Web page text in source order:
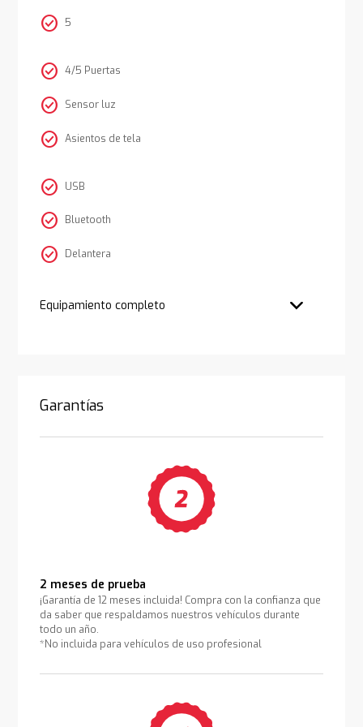
check_circle 5
check_circle 4/5 Puertas
check_circle Sensor luz
check_circle Asientos de tela
check_circle USB
check_circle Bluetooth
check_circle Delantera
Equipamiento completo
Garantías
2 meses de prueba
¡Garantía de 12 meses incluida! Compra con la confianza que
da saber que respaldamos nuestros vehículos durante
todo un año.
*No incluida para vehículos de uso profesional